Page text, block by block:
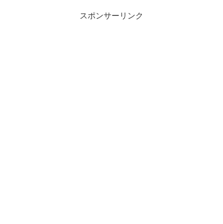
スポンサーリンク